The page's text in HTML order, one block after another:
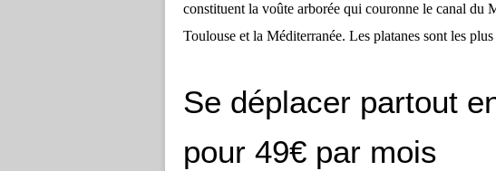
constituent la voûte arborée qui couronne le canal du
Toulouse et la Méditerranée. Les platanes sont les
Se déplacer partout
pour 49€ par mois